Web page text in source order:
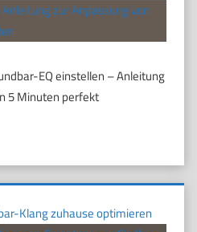
EQ einstellen – Anleitung
5 Minuten perfekt
Klang zuhause optimieren